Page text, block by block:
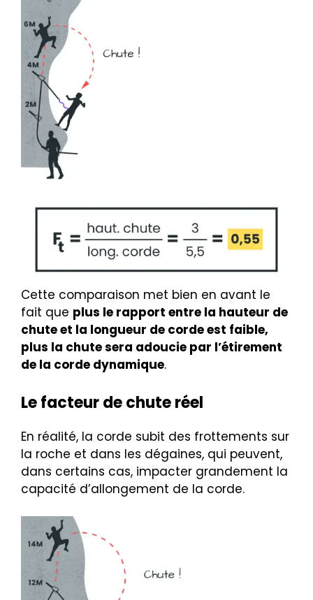
Cette comparaison met bien en avant le
fait que plus le rapport entre la hauteur de
chute et la longueur de corde est faible,
plus la chute sera adoucie par l’étirement
de la corde dynamique.
Le facteur de chute réel
En réalité, la corde subit des frottements sur
la roche et dans les dégaines, qui peuvent,
dans certains cas, impacter grandement la
capacité d’allongement de la corde.